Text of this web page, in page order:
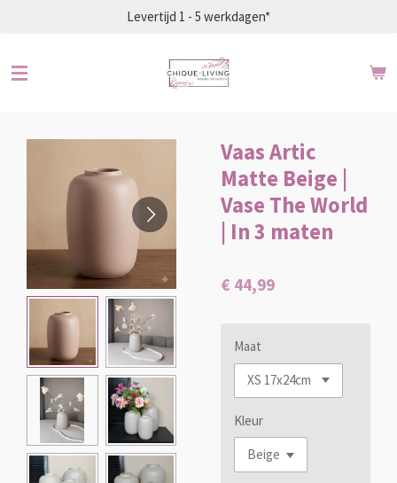
de
Levertijd 1 - 5 werkdagen*
Vaas Artic
Matte Beige |
Vase The World
| In 3 maten
€ 44,99
Maat
Kleur